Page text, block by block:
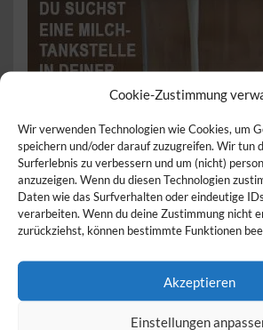
Cookie-Zustimmung
Wir verwenden Technologien wie Cookies, um
speichern und/oder darauf zuzugreifen. Wir tun
Surferlebnis zu verbessern und um (nicht)
anzuzeigen. Wenn du diesen Technologien
Daten wie das Surfverhalten oder eindeutige
verarbeiten. Wenn du deine Zustimmung nicht
zurückziehst, können bestimmte Funktionen
Akzeptieren
Einstellungen